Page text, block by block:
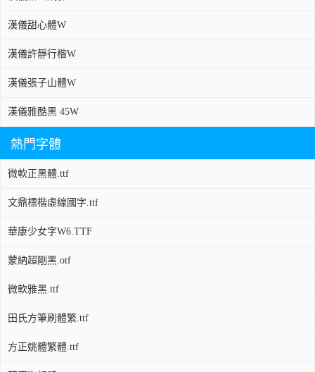
漢儀甜心體W
漢儀許靜行楷W
漢儀張子山體W
漢儀雅酷黑 45W
熱門字體
微軟正黑體.ttf
文鼎標楷虛線國字.ttf
華康少女字W6.TTF
蒙納超剛黑.otf
微軟雅黑.ttf
田氏方筆刷體繁.ttf
方正姚體繁體.ttf